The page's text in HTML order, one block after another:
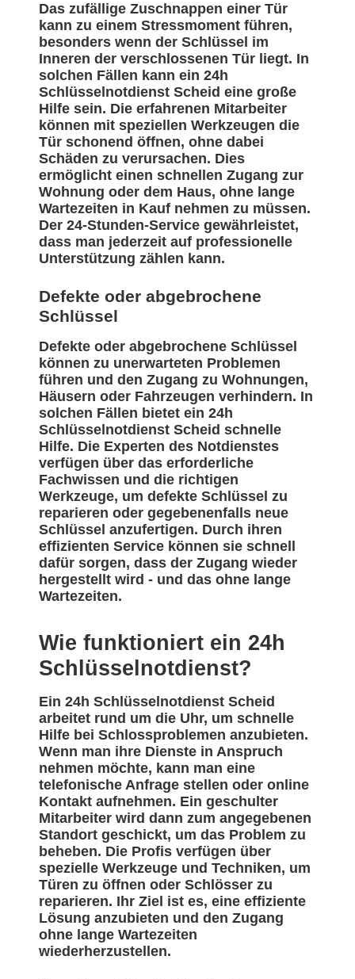
Das zufällige Zuschnappen einer Tür
kann zu einem Stressmoment führen,
besonders wenn der Schlüssel im
Inneren der verschlossenen Tür liegt. In
solchen Fällen kann ein 24h
Schlüsselnotdienst Scheid eine große
Hilfe sein. Die erfahrenen Mitarbeiter
können mit speziellen Werkzeugen die
Tür schonend öffnen, ohne dabei
Schäden zu verursachen. Dies
ermöglicht einen schnellen Zugang zur
Wohnung oder dem Haus, ohne lange
Wartezeiten in Kauf nehmen zu müssen.
Der 24-Stunden-Service gewährleistet,
dass man jederzeit auf professionelle
Unterstützung zählen kann.
Defekte oder abgebrochene
Schlüssel
Defekte oder abgebrochene Schlüssel
können zu unerwarteten Problemen
führen und den Zugang zu Wohnungen,
Häusern oder Fahrzeugen verhindern. In
solchen Fällen bietet ein 24h
Schlüsselnotdienst Scheid schnelle
Hilfe. Die Experten des Notdienstes
verfügen über das erforderliche
Fachwissen und die richtigen
Werkzeuge, um defekte Schlüssel zu
reparieren oder gegebenenfalls neue
Schlüssel anzufertigen. Durch ihren
effizienten Service können sie schnell
dafür sorgen, dass der Zugang wieder
hergestellt wird - und das ohne lange
Wartezeiten.
Wie funktioniert ein 24h
Schlüsselnotdienst?
Ein 24h Schlüsselnotdienst Scheid
arbeitet rund um die Uhr, um schnelle
Hilfe bei Schlossproblemen anzubieten.
Wenn man ihre Dienste in Anspruch
nehmen möchte, kann man eine
telefonische Anfrage stellen oder online
Kontakt aufnehmen. Ein geschulter
Mitarbeiter wird dann zum angegebenen
Standort geschickt, um das Problem zu
beheben. Die Profis verfügen über
spezielle Werkzeuge und Techniken, um
Türen zu öffnen oder Schlösser zu
reparieren. Ihr Ziel ist es, eine effiziente
Lösung anzubieten und den Zugang
ohne lange Wartezeiten
wiederherzustellen.